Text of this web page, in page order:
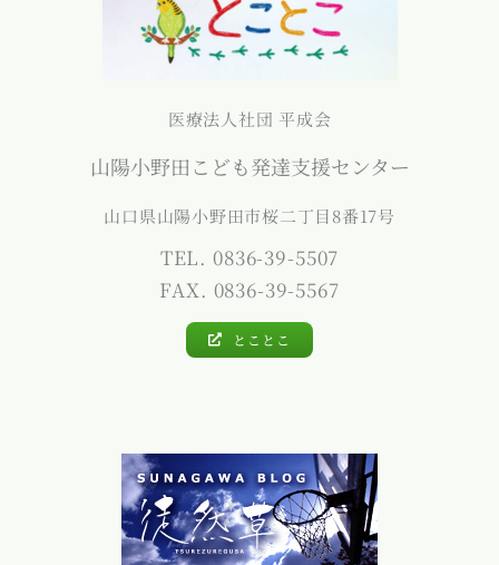
医療法人社団 平成会
山陽小野田こども発達支援センター
山口県山陽小野田市桜二丁目8番17号
TEL. 0836-39-5507
FAX. 0836-39-5567
とことこ